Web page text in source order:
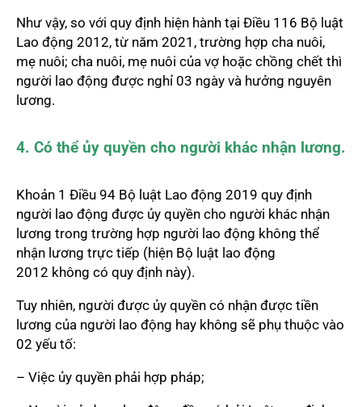
Như vậy, so với quy định hiện hành tại Điều 116 Bộ luật
Lao động 2012, từ năm 2021, trường hợp cha nuôi,
mẹ nuôi; cha nuôi, mẹ nuôi của vợ hoặc chồng chết thì
người lao động được nghỉ 03 ngày và hưởng nguyên
lương.
4. Có thể ủy quyền cho người khác nhận lương.
Khoản 1 Điều 94 Bộ luật Lao động 2019 quy định
người lao động được ủy quyền cho người khác nhận
lương trong trường hợp người lao động không thể
nhận lương trực tiếp (hiện Bộ luật lao động
2012 không có quy định này).
Tuy nhiên, người được ủy quyền có nhận được tiền
lương của người lao động hay không sẽ phụ thuộc vào
02 yếu tố:
– Việc ủy quyền phải hợp pháp;